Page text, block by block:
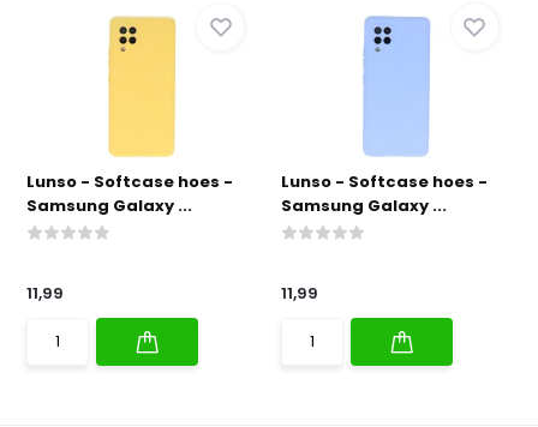
Lunso - Softcase hoes -
Samsung Galaxy ...
11,99
Lunso - Softcase hoes -
Samsung Galaxy ...
11,99